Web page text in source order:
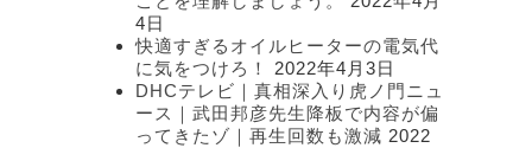
4日
快適すぎるオイルヒーターの電気代
に気をつけろ！
2022年4月3日
DHCテレビ｜真相深入り虎ノ門ニュ
ース｜武田邦彦先生降板で内容が偏
ってきたゾ｜再生回数も激減 2022